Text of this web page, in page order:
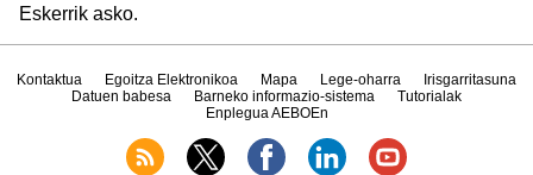
Eskerrik asko.
Kontaktua Egoitza Elektronikoa Mapa Lege-oharra
Irisgarritasuna
Datuen babesa
Barneko informazio-sistema
Tutorialak
Enplegua AEBOEn